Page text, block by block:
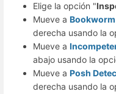
Elige la opción "
Mueve a
derecha usando la
Mueve a
abajo usando la
Mueve a Posh
derecha usando la